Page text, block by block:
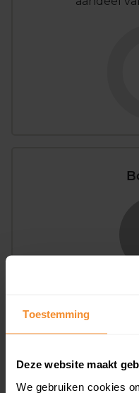
Toestemming
Deze website maakt
We gebruiken cookies
2008 of later